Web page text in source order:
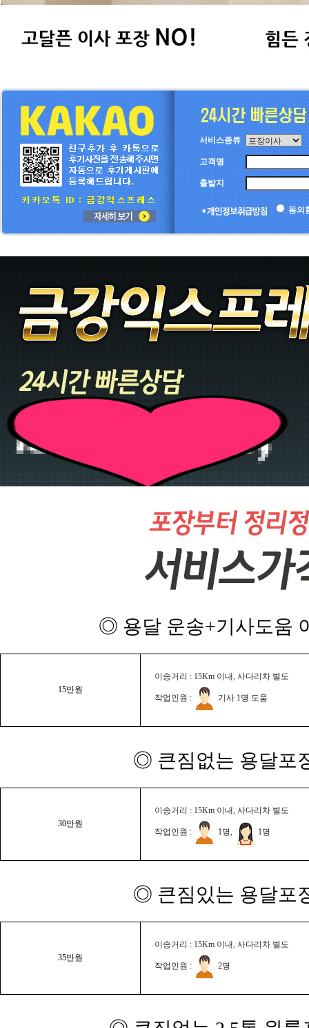
서비스종류
고객명
출발지
동의
◎ 용달 운송+기사도움
15만원
이송거리 : 15Km 이내, 사다리차 별도
작업인원 : 기사 1명 도움
◎ 큰짐없는 용달포
30만원
이송거리 : 15Km 이내, 사다리차 별도
작업인원 : 1명, 1명
◎ 큰짐있는 용달포
35만원
이송거리 : 15Km 이내, 사다리차 별도
작업인원 : 2명